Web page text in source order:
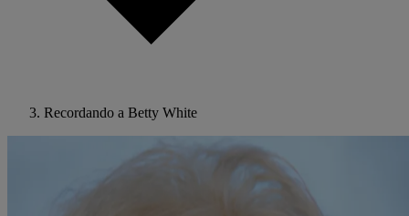
Recordando a Betty White